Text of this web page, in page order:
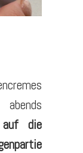
auf die